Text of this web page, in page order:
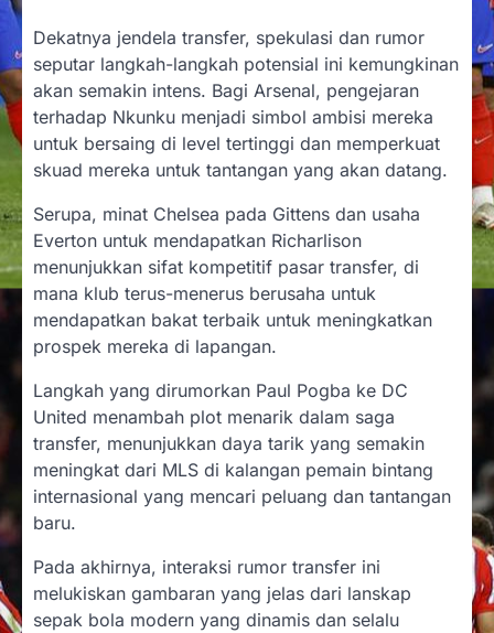
Dekatnya jendela transfer, spekulasi dan rumor
seputar langkah-langkah potensial ini kemungkinan
akan semakin intens. Bagi Arsenal, pengejaran
terhadap Nkunku menjadi simbol ambisi mereka
untuk bersaing di level tertinggi dan memperkuat
skuad mereka untuk tantangan yang akan datang.
Serupa, minat Chelsea pada Gittens dan usaha
Everton untuk mendapatkan Richarlison
menunjukkan sifat kompetitif pasar transfer, di
mana klub terus-menerus berusaha untuk
mendapatkan bakat terbaik untuk meningkatkan
prospek mereka di lapangan.
Langkah yang dirumorkan Paul Pogba ke DC
United menambah plot menarik dalam saga
transfer, menunjukkan daya tarik yang semakin
meningkat dari MLS di kalangan pemain bintang
internasional yang mencari peluang dan tantangan
baru.
Pada akhirnya, interaksi rumor transfer ini
melukiskan gambaran yang jelas dari lanskap
sepak bola modern yang dinamis dan selalu